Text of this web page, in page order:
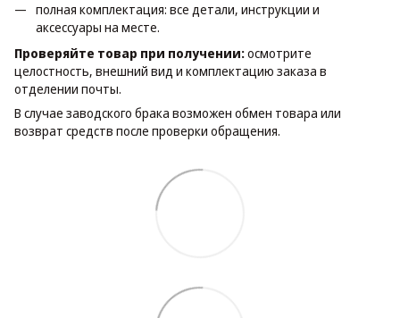
полная комплектация: все детали, инструкции и
аксессуары на месте.
Проверяйте товар при получении:осмотрите
целостность, внешний вид и комплектацию заказа в
отделении почты.
В случае заводского брака возможен обмен товара или
возврат средств после проверки обращения.